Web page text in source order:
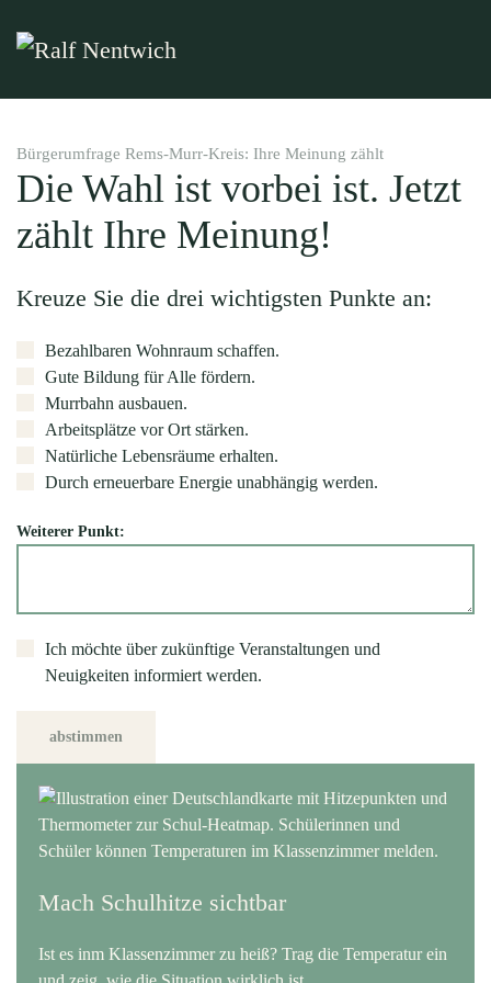
Zum Hauptinhalt springen
Bürgerumfrage Rems-Murr-Kreis: Ihre Meinung zählt
Die Wahl ist vorbei ist. Jetzt
zählt Ihre Meinung!
Kreuze Sie die drei wichtigsten Punkte an:
Bezahlbaren Wohnraum schaffen.
Gute Bildung für Alle fördern.
Murrbahn ausbauen.
Arbeitsplätze vor Ort stärken.
Natürliche Lebensräume erhalten.
Durch erneuerbare Energie unabhängig werden.
Weiterer Punkt:
Ich möchte über zukünftige Veranstaltungen und
Neuigkeiten informiert werden.
abstimmen
Mach Schulhitze sichtbar
Ist es inm Klassenzimmer zu heiß? Trag die Temperatur ein